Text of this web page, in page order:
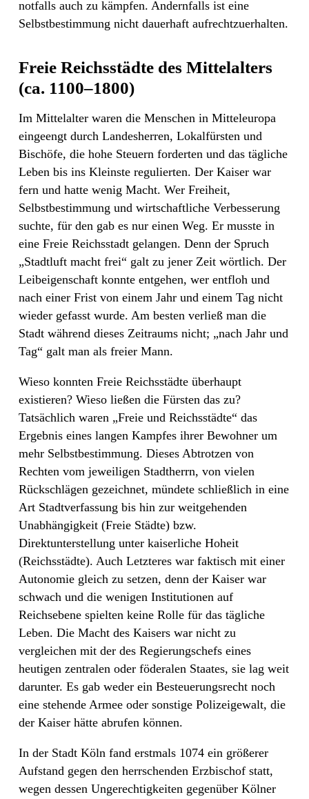
notfalls auch zu kämpfen. Andernfalls ist eine
Selbstbestimmung nicht dauerhaft aufrechtzuerhalten.
Freie Reichsstädte des Mittelalters
(ca. 1100–1800)
Im Mittelalter waren die Menschen in Mitteleuropa
eingeengt durch Landesherren, Lokalfürsten und
Bischöfe, die hohe Steuern forderten und das tägliche
Leben bis ins Kleinste regulierten. Der Kaiser war
fern und hatte wenig Macht. Wer Freiheit,
Selbstbestimmung und wirtschaftliche Verbesserung
suchte, für den gab es nur einen Weg. Er musste in
eine Freie Reichsstadt gelangen. Denn der Spruch
„Stadtluft macht frei“ galt zu jener Zeit wörtlich. Der
Leibeigenschaft konnte entgehen, wer entfloh und
nach einer Frist von einem Jahr und einem Tag nicht
wieder gefasst wurde. Am besten verließ man die
Stadt während dieses Zeitraums nicht; „nach Jahr und
Tag“ galt man als freier Mann.
Wieso konnten Freie Reichsstädte überhaupt
existieren? Wieso ließen die Fürsten das zu?
Tatsächlich waren „Freie und Reichsstädte“ das
Ergebnis eines langen Kampfes ihrer Bewohner um
mehr Selbstbestimmung. Dieses Abtrotzen von
Rechten vom jeweiligen Stadtherrn, von vielen
Rückschlägen gezeichnet, mündete schließlich in eine
Art Stadtverfassung bis hin zur weitgehenden
Unabhängigkeit (Freie Städte) bzw.
Direktunterstellung unter kaiserliche Hoheit
(Reichsstädte). Auch Letzteres war faktisch mit einer
Autonomie gleich zu setzen, denn der Kaiser war
schwach und die wenigen Institutionen auf
Reichsebene spielten keine Rolle für das tägliche
Leben. Die Macht des Kaisers war nicht zu
vergleichen mit der des Regierungschefs eines
heutigen zentralen oder föderalen Staates, sie lag weit
darunter. Es gab weder ein Besteuerungsrecht noch
eine stehende Armee oder sonstige Polizeigewalt, die
der Kaiser hätte abrufen können.
In der Stadt Köln fand erstmals 1074 ein größerer
Aufstand gegen den herrschenden Erzbischof statt,
wegen dessen Ungerechtigkeiten gegenüber Kölner